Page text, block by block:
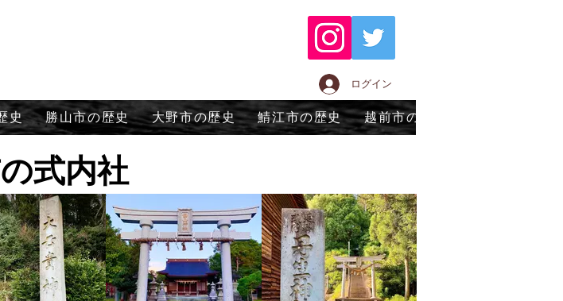
ログイン
史 勝山市の歴史 大野市の歴史 鯖江市の歴史 越前市の歴史
式内社